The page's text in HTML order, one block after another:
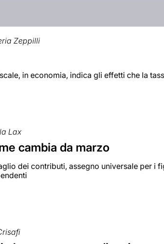
Zeppilli
in economia, indica gli effetti che la
Lax
cambia da marzo
dei contributi, assegno universale per i